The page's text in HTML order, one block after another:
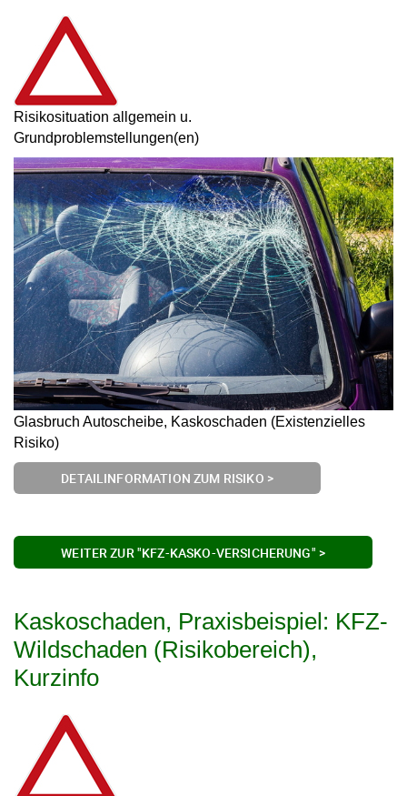
Risikosituation allgemein u.
Grundproblemstellungen(en)
Glasbruch Autoscheibe, Kaskoschaden (Existenzielles
Risiko)
DETAILINFORMATION ZUM RISIKO >
WEITER ZUR "KFZ-KASKO-VERSICHERUNG" >
Kaskoschaden, Praxisbeispiel: KFZ-
Wildschaden (Risikobereich),
Kurzinfo